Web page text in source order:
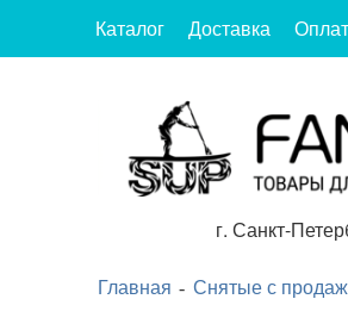
Каталог Доставка
г. Санкт-
Главная Снятые с